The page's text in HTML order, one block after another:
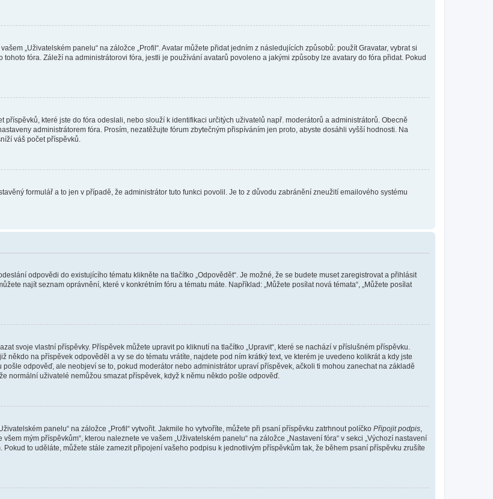
„Uživatelském panelu“ na záložce „Profil“. Avatar můžete přidat jedním z následujících způsobů: použít Gravatar, vybrat si
fóra. Záleží na administrátorovi fóra, jestli je používání avatarů povoleno a jakými způsoby lze avatary do fóra přidat. Pokud
které jste do fóra odeslali, nebo slouží k identifikaci určitých uživatelů např. moderátorů a administrátorů. Obecně
administrátorem fóra. Prosím, nezatěžujte fórum zbytečným přispíváním jen proto, abyste dosáhli vyšší hodnosti. Na
váš počet příspěvků.
formulář a to jen v případě, že administrátor tuto funkci povolil. Je to z důvodu zabránění zneužití emailového systému
odpovědi do existujícího tématu klikněte na tlačítko „Odpovědět“. Je možné, že se budete muset zaregistrovat a přihlásit
najít seznam oprávnění, které v konkrétním fóru a tématu máte. Například: „Můžete posílat nová témata“, „Můžete posílat
svoje vlastní příspěvky. Příspěvek můžete upravit po kliknutí na tlačítko „Upravit“, které se nachází v příslušném příspěvku.
na příspěvek odpověděl a vy se do tématu vrátíte, najdete pod ním krátký text, ve kterém je uvedeno kolikrát a kdy jste
odpověď, ale neobjeví se to, pokud moderátor nebo administrátor upraví příspěvek, ačkoli ti mohou zanechat na základě
normální uživatelé nemůžou smazat příspěvek, když k němu někdo pošle odpověď.
panelu“ na záložce „Profil“ vytvořit. Jakmile ho vytvoříte, můžete při psaní příspěvku zatrhnout políčko Připojit podpis
mým příspěvkům“, kterou naleznete ve vašem „Uživatelském panelu“ na záložce „Nastavení fóra“ v sekci „Výchozí nastavení
to uděláte, můžete stále zamezit připojení vašeho podpisu k jednotlivým příspěvkům tak, že během psaní příspěvku zrušíte